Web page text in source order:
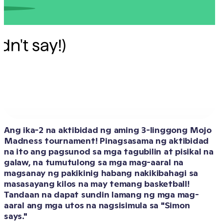
Ang ika-2 na aktibidad ng aming 3-linggong Mojo
Madness tournament! Pinagsasama ng aktibidad
na ito ang pagsunod sa mga tagubilin at pisikal na
galaw, na tumutulong sa mga mag-aaral na
magsanay ng pakikinig habang nakikibahagi sa
masasayang kilos na may temang basketball!
Tandaan na dapat sundin lamang ng mga mag-
aaral ang mga utos na nagsisimula sa "Simon
says."